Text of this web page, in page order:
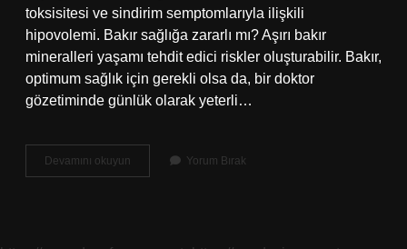
toksisitesi ve sindirim semptomlarıyla ilişkili
hipovolemi. Bakır sağlığa zararlı mı? Aşırı bakır
mineralleri yaşamı tehdit edici riskler oluşturabilir. Bakır,
optimum sağlık için gerekli olsa da, bir doktor
gözetiminde günlük olarak yeterli…
Devamını okuyun
Hangi
Yorum Bırak